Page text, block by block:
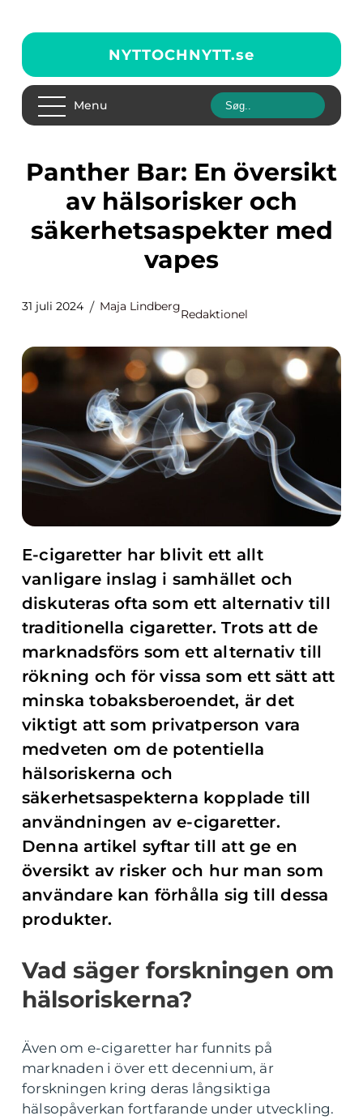
NYTTOCHNYTT.se
Menu
Panther Bar: En översikt
av hälsorisker och
säkerhetsaspekter med
vapes
31 juli 2024 Maja Lindberg
Redaktionel
E-cigaretter har blivit ett allt
vanligare inslag i samhället och
diskuteras ofta som ett alternativ till
traditionella cigaretter. Trots att de
marknadsförs som ett alternativ till
rökning och för vissa som ett sätt att
minska tobaksberoendet, är det
viktigt att som privatperson vara
medveten om de potentiella
hälsoriskerna och
säkerhetsaspekterna kopplade till
användningen av e-cigaretter.
Denna artikel syftar till att ge en
översikt av risker och hur man som
användare kan förhålla sig till dessa
produkter.
Vad säger forskningen om
hälsoriskerna?
Även om e-cigaretter har funnits på
marknaden i över ett decennium, är
forskningen kring deras långsiktiga
hälsopåverkan fortfarande under utveckling.